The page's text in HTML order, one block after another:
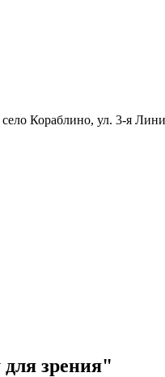
Кораблино, ул. 3-я
зрения"